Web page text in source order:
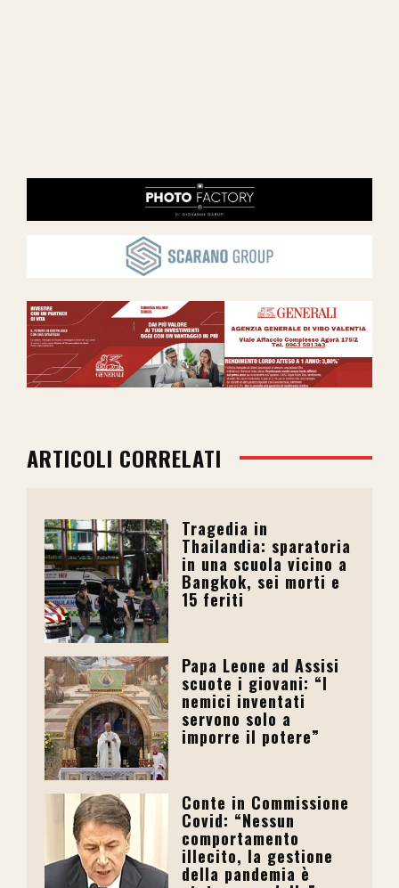
ARTICOLI CORRELATI
Tragedia in
Thailandia: sparatoria
in una scuola vicino a
Bangkok, sei morti e
15 feriti
Papa Leone ad Assisi
scuote i giovani: “I
nemici inventati
servono solo a
imporre il potere”
Conte in Commissione
Covid: “Nessun
comportamento
illecito, la gestione
della pandemia è